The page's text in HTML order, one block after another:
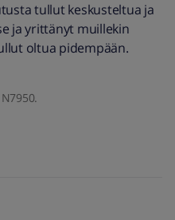
tullut keskusteltua ja
ja yrittänyt muillekin
oltua pidempään.